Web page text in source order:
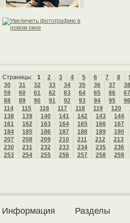
Страницы: 1 2 3 4 5 6 7 8
30
31 32 33 34 35 36 37 38
59
60 61 62 63 64 65 66 67
88
89 90 91 92 93 94 95 96
114
115 116 117 118 119 120
138
139 140 141 142 143 144
161
162 163 164 165 166 167
184
185 186 187 188 189 190
207
208 209 210 211 212 213
230
231 232 233 234 235 236
253
254 255 256 257 258 259
Информация Разделы